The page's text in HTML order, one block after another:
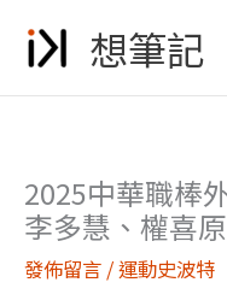
要
想筆記
2025中華職棒
李多慧、權喜
發佈留言 /運動史波特